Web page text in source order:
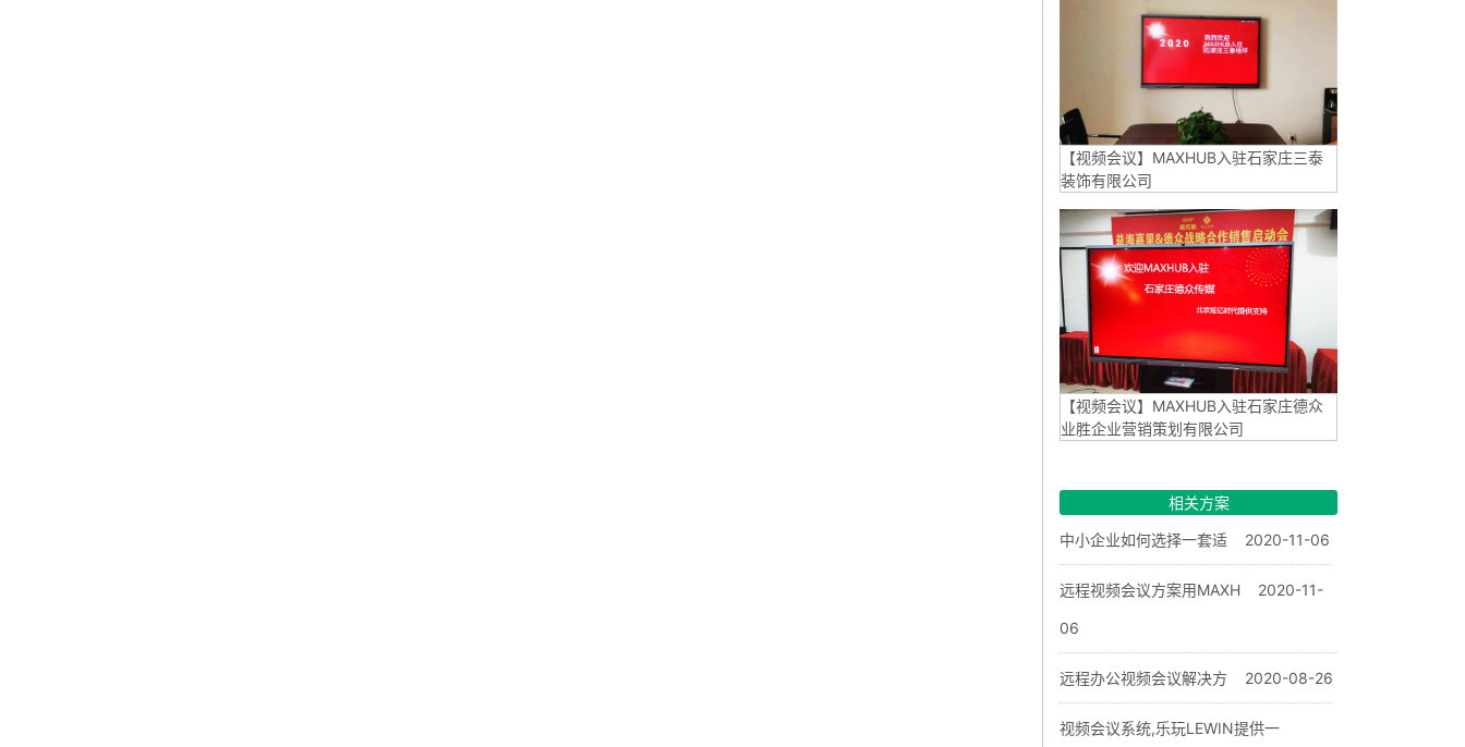
【视频会议】MAXHUB入驻石家庄三泰
装饰有限公司
【视频会议】MAXHUB入驻石家庄德众
业胜企业营销策划有限公司
相关方案
中小企业如何选择一套适 2020-11-06
远程视频会议方案用MAXH 2020-11-
06
远程办公视频会议解决方 2020-08-26
视频会议系统,乐玩LEWIN提供一